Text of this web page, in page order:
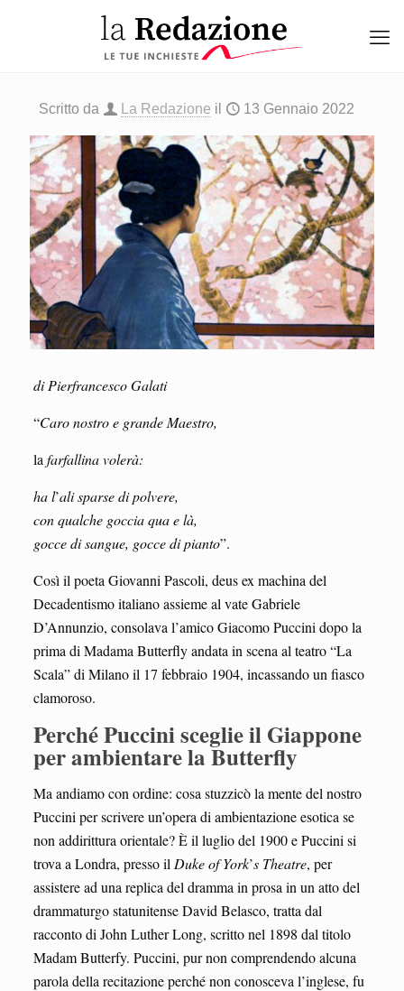
Scritto da La Redazione il 13 Gennaio 2022
di Pierfrancesco Galati
“Caro nostro e grande Maestro,
la farfallina volerà:
ha l’ali sparse di polvere,
con qualche goccia qua e là,
gocce di sangue, gocce di pianto”.
Così il poeta Giovanni Pascoli, deus ex machina del
Decadentismo italiano assieme al vate Gabriele
D’Annunzio, consolava l’amico Giacomo Puccini dopo la
prima di Madama Butterfly andata in scena al teatro “La
Scala” di Milano il 17 febbraio 1904, incassando un fiasco
clamoroso.
Perché Puccini sceglie il Giappone
per ambientare la Butterfly
Ma andiamo con ordine: cosa stuzzicò la mente del nostro
Puccini per scrivere un’opera di ambientazione esotica se
non addirittura orientale? È il luglio del 1900 e Puccini si
trova a Londra, presso il Duke of York’s Theatre, per
assistere ad una replica del dramma in prosa in un atto del
drammaturgo statunitense David Belasco, tratta dal
racconto di John Luther Long, scritto nel 1898 dal titolo
Madam Butterfy. Puccini, pur non comprendendo alcuna
parola della recitazione perché non conosceva l’inglese, fu